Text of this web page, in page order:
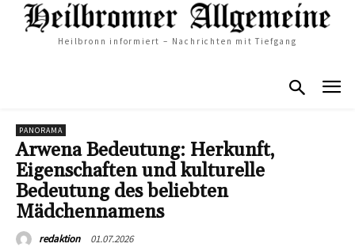
Heilbronn informiert – Nachrichten mit Tiefgang
PANORAMA
Arwena Bedeutung: Herkunft,
Eigenschaften und kulturelle
Bedeutung des beliebten
Mädchennamens
redaktion 01.07.2026